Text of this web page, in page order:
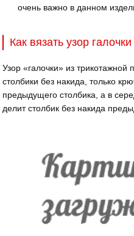
очень важно в данном
Как вязать узор
Узор «галочки» из трикотажной
столбики без накида, только
предыдущего столбика, а в
делит столбик без накида